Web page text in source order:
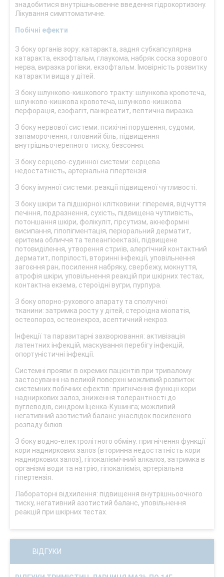
знадобитися внутрішньовенне введення гідрокортизону.
Лікування симптоматичне.
Побічні ефекти
З боку органів зору: катаракта, задня субкапсулярна
катаракта, екзофтальм, глаукома, набряк соска зорового
нерва, виразка рогівки, екзофтальм. Імовірність розвитку
катаракти вища у дітей.
З боку шлунково-кишкового тракту: шлункова кровотеча,
шлунково-кишкова кровотеча, шлунково-кишкова
перфорація, езофагіт, панкреатит, пептична виразка.
З боку нервової системи: психічні порушення, судоми,
запаморочення, головний біль, підвищення
внутрішньочерепного тиску, безсоння.
З боку серцево-судинної системи: серцева
недостатність, артеріальна гіпертензія.
З боку імунної системи: реакції підвищеної чутливості.
З боку шкіри та підшкірної клітковини: гіперемія, відчуття
печіння, подразнення, сухість, підвищена чутливість,
потоншання шкіри, фолікуліт, гірсутизм, акнеформні
висипання, гіпопігментація, періоральний дерматит,
еритема обличчя та телеангіоектазії, підвищене
потовиділення, утворення стриїв, алергічний контактний
дерматит, попрілості, вторинні інфекції, уповільнення
загоєння ран, посилення набряку, свербежу, мокнуття,
атрофія шкіри, уповільнення реакцій при шкірних тестах,
контактна екзема, стероїдні вугри, пурпура.
З боку опорно-рухового апарату та сполучної
тканини: затримка росту у дітей, стероїдна міопатія,
остеопороз, остеонекроз, асептичний некроз.
Інфекції та паразитарні захворювання: активізація
латентних інфекцій, маскування перебігу інфекцій,
опортуністичні інфекції.
Системні прояви: в окремих пацієнтів при тривалому
застосуванні на великій поверхні можливий розвиток
системних побічних ефектів: пригнічення функції кори
надниркових залоз, зниження толерантності до
вуглеводів, синдром Іценка-Кушинга; можливий
негативний азотистий баланс унаслідок посиленого
розпаду білків.
З боку водно-електролітного обміну: пригнічення функції
кори надниркових залоз (вторинна недостатність кори
надниркових залоз), гіпокаліємічний алкалоз, затримка в
організмі води та натрію, гіпокаліємія, артеріальна
гіпертензія.
Лабораторні відхилення: підвищення внутрішньоочного
тиску, негативний азотистий баланс, уповільнення
реакцій при шкірних тестах.
ВІДГУКИ